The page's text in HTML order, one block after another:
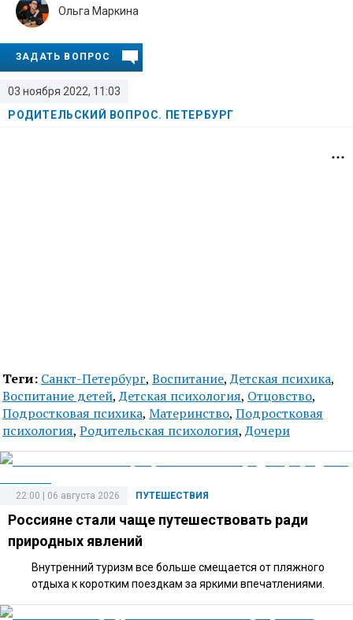
03 ноября 2022, 11:03
РОДИТЕЛЬСКИЙ ВОПРОС. ПЕТЕРБУРГ
Ольга Маркина
ЗАДАТЬ ВОПРОС
Теги: Санкт-Петербург, Воспитание,Детская психика,
Воспитание детей,Детская психология, Отцовство,
Подростковая психика, Материнство, Подростковая
психология, Родительская психология,Дочери
ПУТЕШЕСТВИЯ
22:00 | 06 августа 2026
Россияне стали чаще путешествовать ради
природных явлений
Внутренний туризм все больше смещается от пляжного
отдыха к коротким поездкам за яркими впечатлениями.